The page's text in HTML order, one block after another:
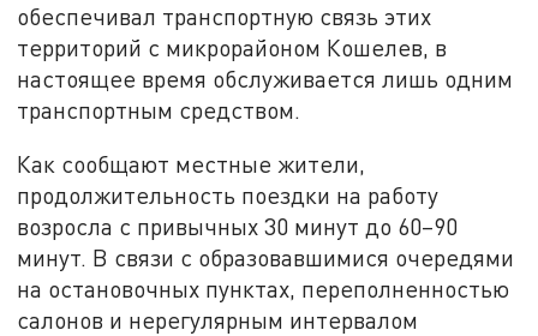
обеспечивал транспортную связь этих
территорий с микрорайоном Кошелев, в
настоящее время обслуживается лишь одним
транспортным средством.
Как сообщают местные жители,
продолжительность поездки на работу
возросла с привычных 30 минут до 60–90
минут. В связи с образовавшимися очередями
на остановочных пунктах, переполненностью
салонов и нерегулярным интервалом